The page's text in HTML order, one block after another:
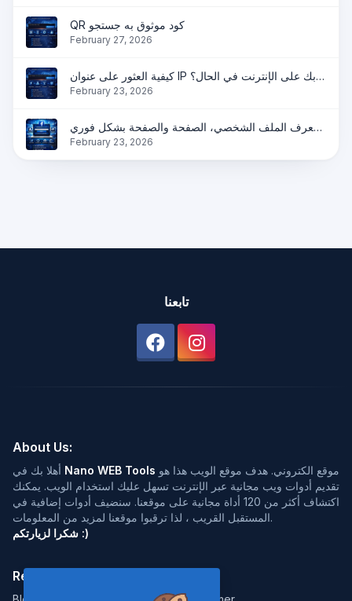
QR كود موثوق به جستجو
February 27, 2026
كيفية العثور على عنوان IP الخاص بك على الإنترنت في الحال؟
February 23, 2026
ابحث عن معرف فيسبوك عبر الإنترنت | احصل على معرف الملف الشخصي، الصفحة والصفحة بشكل فوري
February 23, 2026
تابعنا
About Us:
Nano WEB Tools موقع الكتروني. هدف موقع الويب هذا هو
تقديم أدوات ويب مجانية عبر الإنترنت تسهل عليك استخدام الويب. يمكنك
اكتشاف أكثر من 120 أداة مجانية على موقعنا. سنضيف أدوات إضافية في
المستقبل القريب ، لذا ترقبوا موقعنا لمزيد من المعلومات.
شكرا لزيارتكم :)
Resources: